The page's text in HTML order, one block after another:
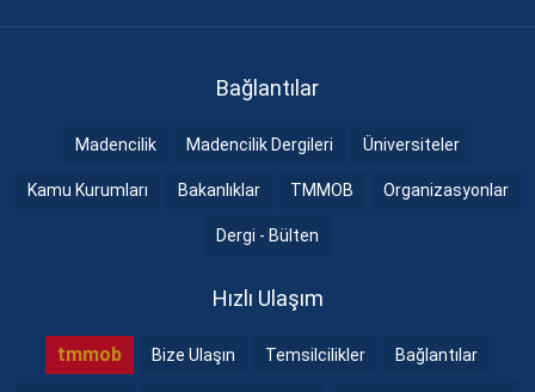
Bağlantılar
Madencilik Madencilik Dergileri Üniversiteler
Kamu Kurumları Bakanlıklar TMMOB Organizasyonlar
Dergi - Bülten
Hızlı Ulaşım
tmmob Bize Ulaşın Temsilcilikler Bağlantılar